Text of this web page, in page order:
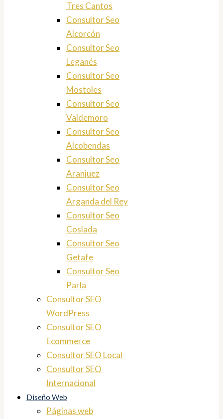
Tres Cantos
Consultor Seo
Alcorcón
Consultor Seo
Leganés
Consultor Seo
Mostoles
Consultor Seo
Valdemoro
Consultor Seo
Alcobendas
Consultor Seo
Aranjuez
Consultor Seo
Arganda del Rey
Consultor Seo
Coslada
Consultor Seo
Getafe
Consultor Seo
Parla
Consultor SEO
WordPress
Consultor SEO
Ecommerce
Consultor SEO Local
Consultor SEO
Internacional
Diseño Web
Páginas web